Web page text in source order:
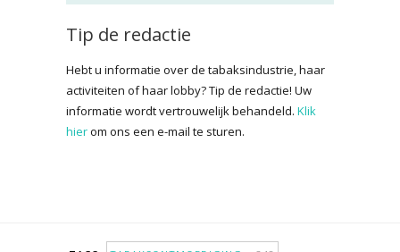
Tip de redactie
Hebt u informatie over de tabaksindustrie, haar
activiteiten of haar lobby? Tip de redactie! Uw
informatie wordt vertrouwelijk behandeld. Klik
hierom ons een e-mail te sturen.